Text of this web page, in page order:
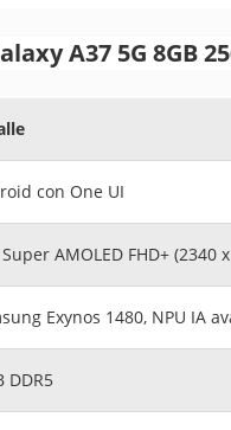
A37 5G 8GB
con One UI
AMOLED FHD+ (2340
Exynos 1480, NPU IA
DDR5